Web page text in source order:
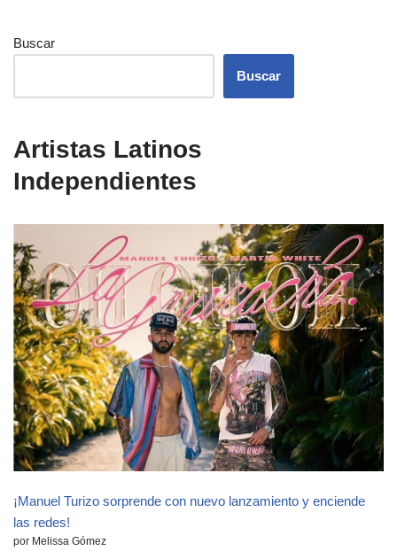
Buscar
Buscar
Artistas Latinos
Independientes
¡Manuel Turizo sorprende con nuevo lanzamiento y enciende
las redes!
por Melissa Gómez